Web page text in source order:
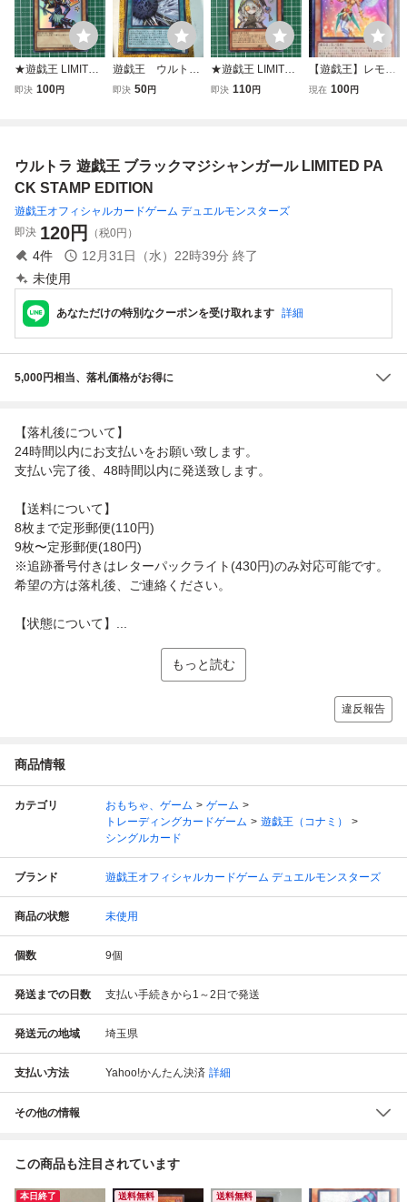
★遊戯王 LIMITED
PACK STAMP EDI
即決 100円
遊戯王 ウルト
ラ LPG2-JP010
即決 50円
★遊戯王 LIMITED
PACK STAMP EDI
即決 110円
【遊戯王】レモ
ン・マジシャン・
現在 100円
ウルトラ 遊戯王 ブラックマジシャンガール LIMITED PA
CK STAMP EDITION
遊戯王オフィシャルカードゲーム デュエルモンスターズ
即決 120円 （税0円）
4件 12月31日（水）22時39分 終了
未使用
あなただけの特別なクーポンを受け取れます 詳細
5,000円相当、落札価格がお得に
【落札後について】
24時間以内にお支払いをお願い致します。
支払い完了後、48時間以内に発送致します。
【送料について】
8枚まで定形郵便(110円)
9枚〜定形郵便(180円)
※追跡番号付きはレターパックライト(430円)のみ対応可能です。
希望の方は落札後、ご連絡ください。
【状態について】...
もっと読む
違反報告
商品情報
カテゴリ おもちゃ、ゲーム
ゲーム
トレーディングカードゲーム
遊戯王（コナミ）
シングルカード
ブランド 遊戯王オフィシャルカードゲーム デュエルモンスターズ
商品の状態 未使用
個数 9個
発送までの日数 支払い手続きから1～2日で発送
発送元の地域 埼玉県
支払い方法 Yahoo!かんたん決済 詳細
その他の情報
この商品も注目されています
本日終了
送料無料
送料無料